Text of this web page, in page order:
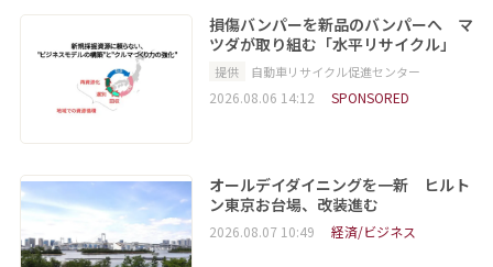
損傷バンパーを新品のバンパーへ マ
ツダが取り組む「水平リサイクル」
提供 自動車リサイクル促進センター
2026.08.06 14:12 SPONSORED
オールデイダイニングを一新 ヒルト
ン東京お台場、改装進む
2026.08.07 10:49 経済/ビジネス